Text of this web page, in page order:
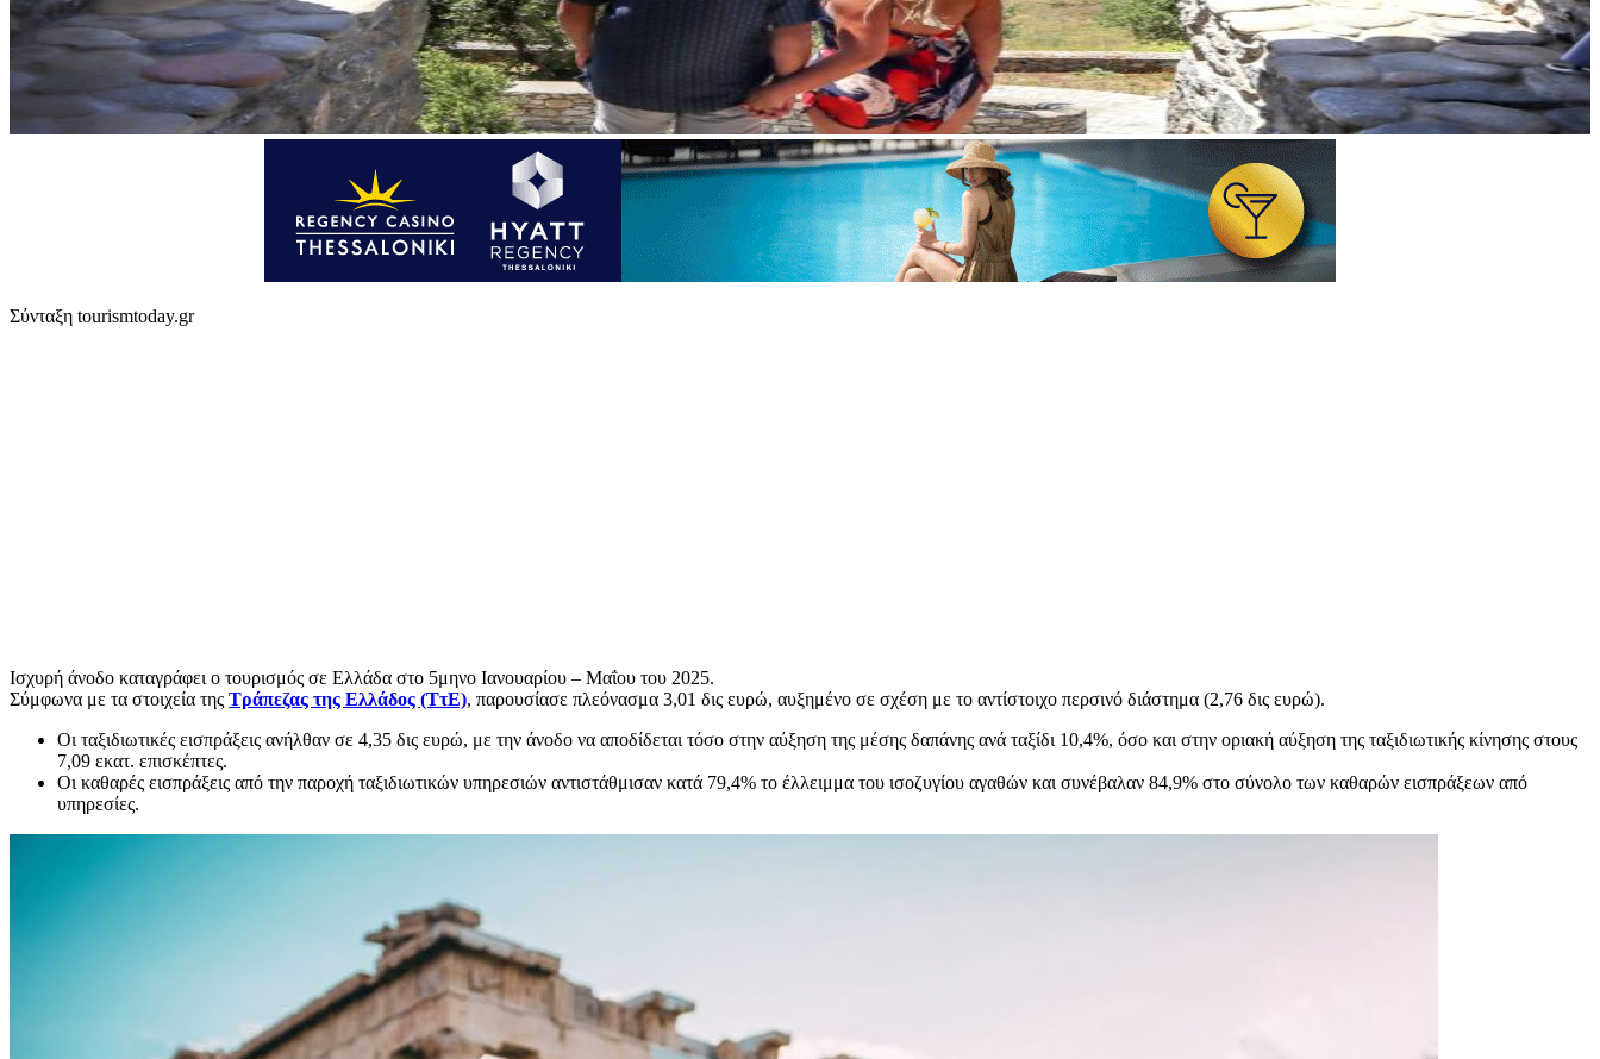
Σύνταξη tourismtoday.gr
Ισχυρή άνοδο καταγράφει ο τουρισμός σε Ελλάδα στο 5μηνο Ιανουαρίου – Μαΐου του 2025.
Σύμφωνα με τα στοιχεία της Τράπεζας της Ελλάδος (ΤτΕ), παρουσίασε πλεόνασμα 3,01 δις ευρώ, αυξημένο σε σχέση με το αντίστοιχο περσινό διάστημα (2,76 δις ευρώ).
Οι ταξιδιωτικές εισπράξεις ανήλθαν σε 4,35 δις ευρώ, με την άνοδο να αποδίδεται τόσο στην αύξηση της μέσης δαπάνης ανά ταξίδι 10,4%, όσο και στην οριακή αύξηση της ταξιδιωτικής κίνησης στους
7,09 εκατ. επισκέπτες.
Οι καθαρές εισπράξεις από την παροχή ταξιδιωτικών υπηρεσιών αντιστάθμισαν κατά 79,4% το έλλειμμα του ισοζυγίου αγαθών και συνέβαλαν 84,9% στο σύνολο των καθαρών εισπράξεων από
υπηρεσίες.